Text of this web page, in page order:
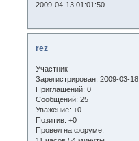
2009-04-13 01:01:50
rez
Участник
Зарегистрирован: 2009-03-18
Приглашений: 0
Сообщений: 25
Уважение: +0
Позитив: +0
Провел на форуме: